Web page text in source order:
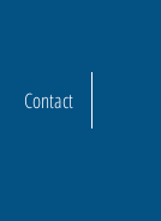
Contact